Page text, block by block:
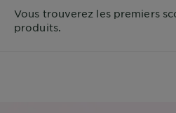
Vous trouverez les premiers
produits.